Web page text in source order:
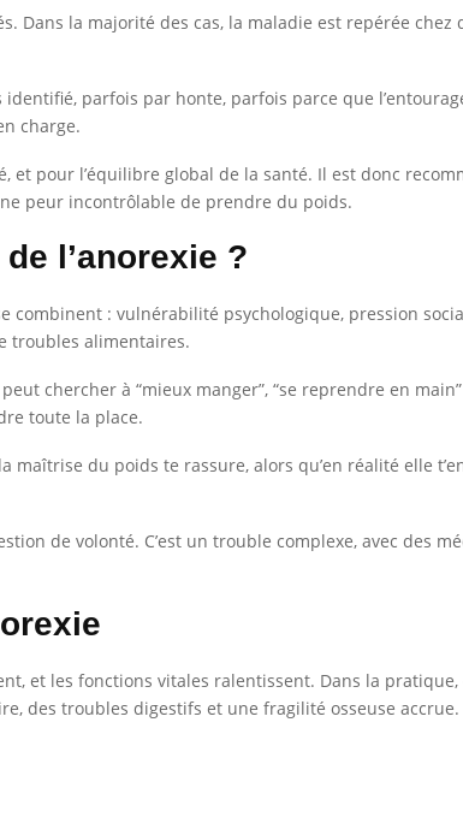
Dans la majorité des cas, la maladie est repérée chez
parfois par honte, parfois parce que
charge.
et pour l’équilibre global de la santé. Il est donc
peur incontrôlable de prendre du poids.
l’anorexie ?
combinent : vulnérabilité psychologique, pression
troubles alimentaires.
chercher à “mieux manger”, “se reprendre en main”
toute la place.
du poids te rassure, alors qu’en réalité elle
de volonté. C’est un trouble complexe, avec des
et les fonctions vitales ralentissent. Dans la
des troubles digestifs et une fragilité osseuse accrue.